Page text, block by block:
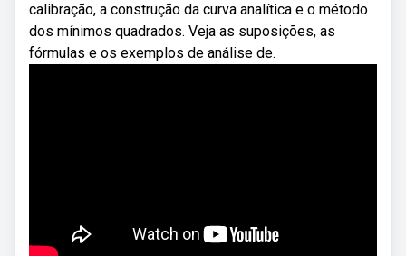
calibração, a construção da curva analítica e o método
dos mínimos quadrados. Veja as suposições, as
fórmulas e os exemplos de análise de.